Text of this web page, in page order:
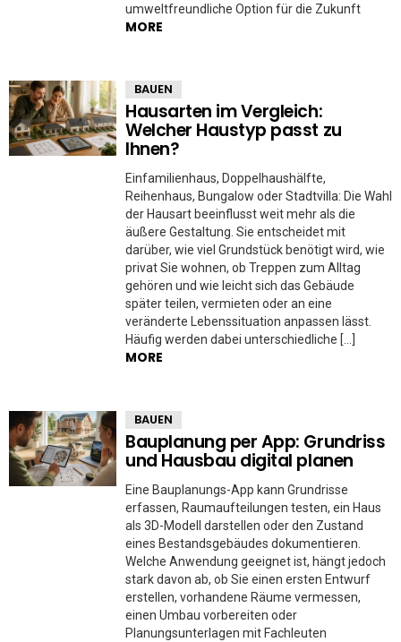
umweltfreundliche Option für die Zukunft
MORE
BAUEN
Hausarten im Vergleich:
Welcher Haustyp passt zu
Ihnen?
Einfamilienhaus, Doppelhaushälfte,
Reihenhaus, Bungalow oder Stadtvilla: Die Wahl
der Hausart beeinflusst weit mehr als die
äußere Gestaltung. Sie entscheidet mit
darüber, wie viel Grundstück benötigt wird, wie
privat Sie wohnen, ob Treppen zum Alltag
gehören und wie leicht sich das Gebäude
später teilen, vermieten oder an eine
veränderte Lebenssituation anpassen lässt.
Häufig werden dabei unterschiedliche […]
MORE
BAUEN
Bauplanung per App: Grundriss
und Hausbau digital planen
Eine Bauplanungs-App kann Grundrisse
erfassen, Raumaufteilungen testen, ein Haus
als 3D-Modell darstellen oder den Zustand
eines Bestandsgebäudes dokumentieren.
Welche Anwendung geeignet ist, hängt jedoch
stark davon ab, ob Sie einen ersten Entwurf
erstellen, vorhandene Räume vermessen,
einen Umbau vorbereiten oder
Planungsunterlagen mit Fachleuten